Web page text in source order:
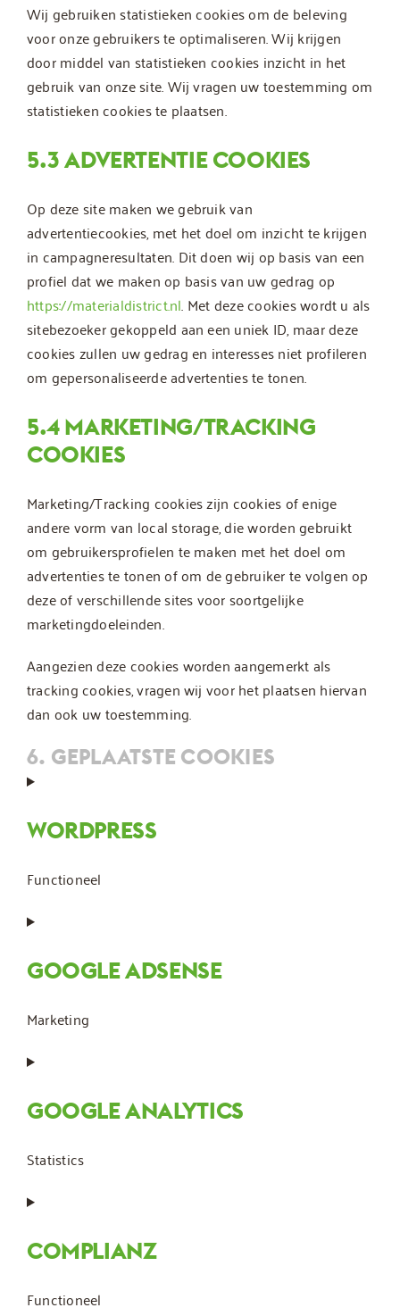
Wij gebruiken statistieken cookies om de beleving
voor onze gebruikers te optimaliseren. Wij krijgen
door middel van statistieken cookies inzicht in het
gebruik van onze site. Wij vragen uw toestemming om
statistieken cookies te plaatsen.
5.3 ADVERTENTIE COOKIES
Op deze site maken we gebruik van
advertentiecookies, met het doel om inzicht te krijgen
in campagneresultaten. Dit doen wij op basis van een
profiel dat we maken op basis van uw gedrag op
https://materialdistrict.nl. Met deze cookies wordt u als
sitebezoeker gekoppeld aan een uniek ID, maar deze
cookies zullen uw gedrag en interesses niet profileren
om gepersonaliseerde advertenties te tonen.
5.4 MARKETING/TRACKING
COOKIES
Marketing/Tracking cookies zijn cookies of enige
andere vorm van local storage, die worden gebruikt
om gebruikersprofielen te maken met het doel om
advertenties te tonen of om de gebruiker te volgen op
deze of verschillende sites voor soortgelijke
marketingdoeleinden.
Aangezien deze cookies worden aangemerkt als
tracking cookies, vragen wij voor het plaatsen hiervan
dan ook uw toestemming.
6. GEPLAATSTE COOKIES
WORDPRESS
Functioneel
Consent
service
GOOGLE ADSENSE
Marketing
Consent
service
adsense
GOOGLE ANALYTICS
Statistics
Consent
service
analytics
COMPLIANZ
Functioneel